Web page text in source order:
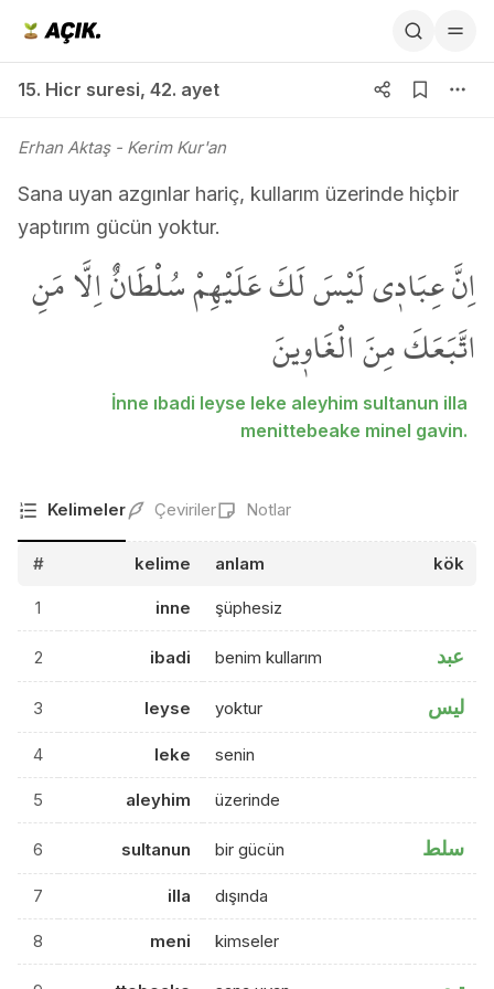
15. Hicr suresi, 42. ayet
Erhan Aktaş- Kerim Kur'an
Sana uyan azgınlar hariç, kullarım üzerinde hiçbir
yaptırım gücün yoktur.
اِنَّ عِبَاد۪ي لَيْسَ لَكَ عَلَيْهِمْ سُلْطَانٌ اِلَّا مَنِ
اتَّبَعَكَ مِنَ الْغَاو۪ينَ
İnne ıbadi leyse leke aleyhim sultanun illa
menittebeake minel gavin.
Kelimeler Çeviriler Notlar
# kelime anlam kök
1 inne şüphesiz
2 ibadi benim kullarım عبد
3 leyse yoktur ليس
4 leke senin
5 aleyhim üzerinde
6 sultanun bir gücün سلط
7 illa dışında
8 meni kimseler